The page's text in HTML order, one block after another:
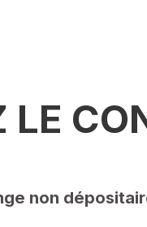
LE
non